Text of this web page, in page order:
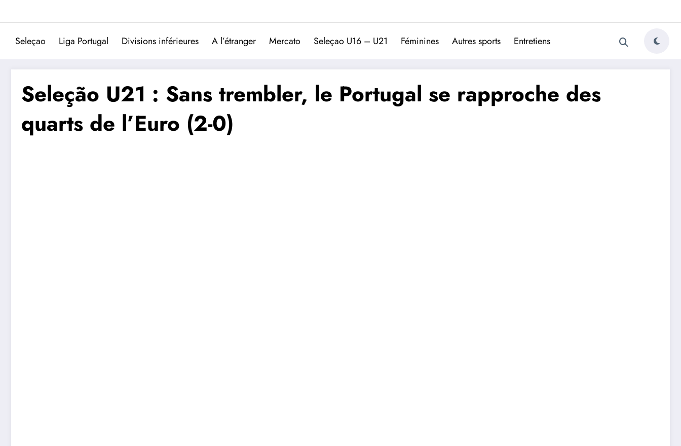
Trivela
L'actualité du football portugais
Seleçao Liga Portugal Divisions inférieures A l’étranger Mercato Seleçao U16 – U21 Féminines Autres sports Entretiens
Seleção U21 : Sans trembler, le Portugal se rapproche des
quarts de l’Euro (2-0)